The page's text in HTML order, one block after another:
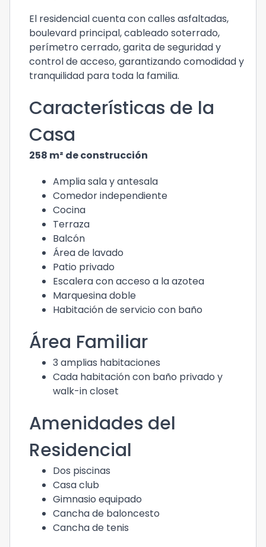
El residencial cuenta con calles asfaltadas,
boulevard principal, cableado soterrado,
perímetro cerrado, garita de seguridad y
control de acceso, garantizando comodidad y
tranquilidad para toda la familia.
Características de la
Casa
258 m² de construcción
Amplia sala y antesala
Comedor independiente
Cocina
Terraza
Balcón
Área de lavado
Patio privado
Escalera con acceso a la azotea
Marquesina doble
Habitación de servicio con baño
Área Familiar
3 amplias habitaciones
Cada habitación con baño privado y
walk-in closet
Amenidades del
Residencial
Dos piscinas
Casa club
Gimnasio equipado
Cancha de baloncesto
Cancha de tenis